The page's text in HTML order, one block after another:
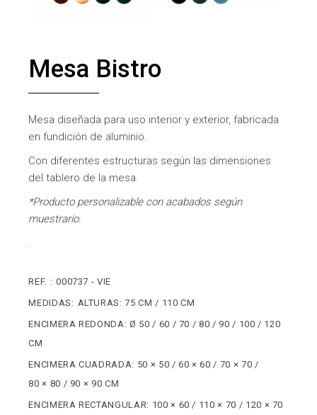
Mesa Bistro
Mesa diseñada para uso interior y exterior, fabricada
en fundición de aluminio.
Con diferentes estructuras según las dimensiones
del tablero de la mesa.
*Producto personalizable con acabados según
muestrario.
.
REF. : 000737 - VIE
MEDIDAS: ALTURAS: 75 CM / 110 CM
ENCIMERA REDONDA: Ø 50 / 60 / 70 / 80 / 90 / 100 / 120
CM
ENCIMERA CUADRADA: 50 × 50 / 60 × 60 / 70 × 70 /
80 × 80 / 90 × 90 CM
ENCIMERA RECTANGULAR: 100 × 60 / 110 × 70 / 120 × 70